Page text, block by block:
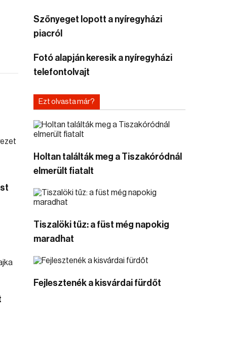
Szőnyeget lopott a nyíregyházi
piacról
Fotó alapján keresik a nyíregyházi
telefontolvajt
Ezt olvasta már?
Holtan találták meg a Tiszakóródnál
elmerült fiatalt
Tiszalöki tűz: a füst még napokig
maradhat
Fejlesztenék a kisvárdai fürdőt